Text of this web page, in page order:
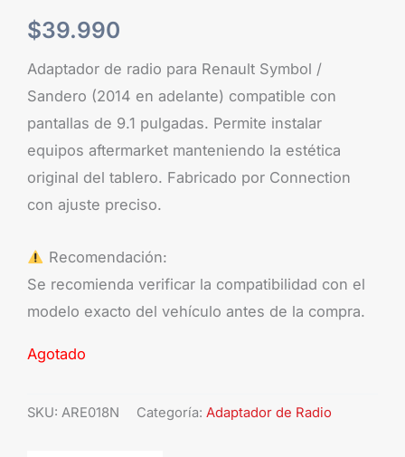
$39.990
Adaptador de radio para Renault Symbol /
Sandero (2014 en adelante) compatible con
pantallas de 9.1 pulgadas. Permite instalar
equipos aftermarket manteniendo la estética
original del tablero. Fabricado por Connection
con ajuste preciso.
Recomendación:
Se recomienda verificar la compatibilidad con el
modelo exacto del vehículo antes de la compra.
Agotado
SKU: ARE018N Categoría: Adaptador de Radio